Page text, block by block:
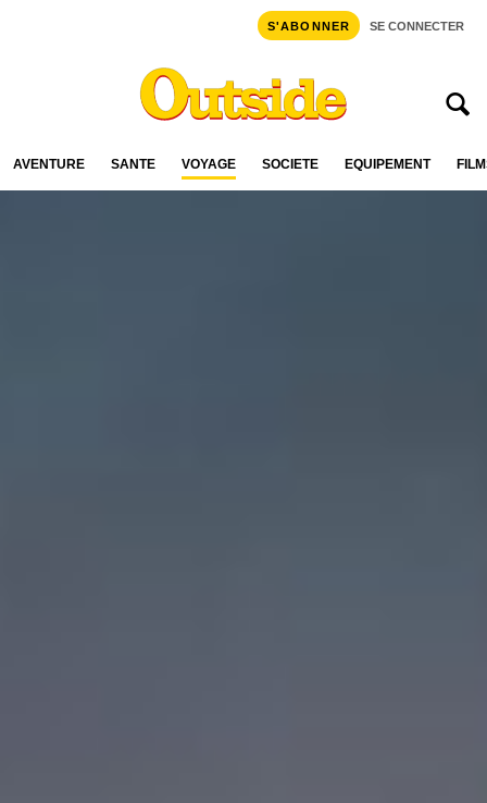
S'ABONNER SE CONNECTER
AVENTURE SANTÉ VOYAGE SOCIÉTÉ ÉQUIPEMENT